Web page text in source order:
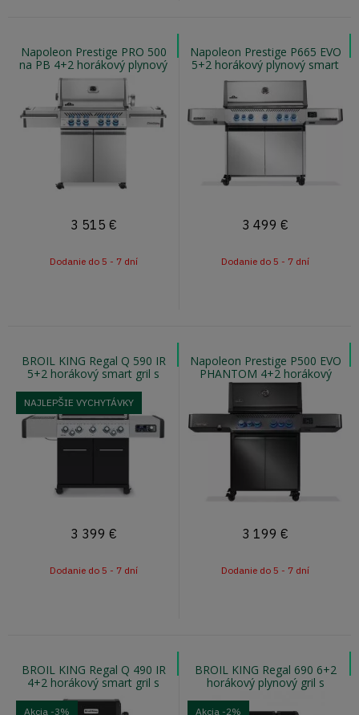
Napoleon Prestige PRO 500
na PB 4+2 horákový plynový
gril s infra horákom
3 515 €
Dodanie do 5 - 7 dní
Napoleon Prestige P665 EVO
5+2 horákový plynový smart
gril s infra horákom
3 499 €
Dodanie do 5 - 7 dní
BROIL KING Regal Q 590 IR
5+2 horákový smart gril s
otočným ražňom a infra
horákom
NAJLEPŠIE VYCHYTÁVKY
3 399 €
Dodanie do 5 - 7 dní
Napoleon Prestige P500 EVO
PHANTOM 4+2 horákový
plynový smart gril s infra
horákom
3 199 €
Dodanie do 5 - 7 dní
BROIL KING Regal Q 490 IR
4+2 horákový smart gril s
infra horákom
Akcia -3%
BROIL KING Regal 690 6+2
horákový plynový gril s
otočným ražňom
Akcia -2%